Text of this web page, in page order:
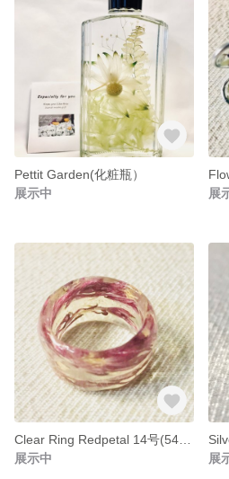
Pettit Garden(化粧瓶）
展示中
展
展示中
展